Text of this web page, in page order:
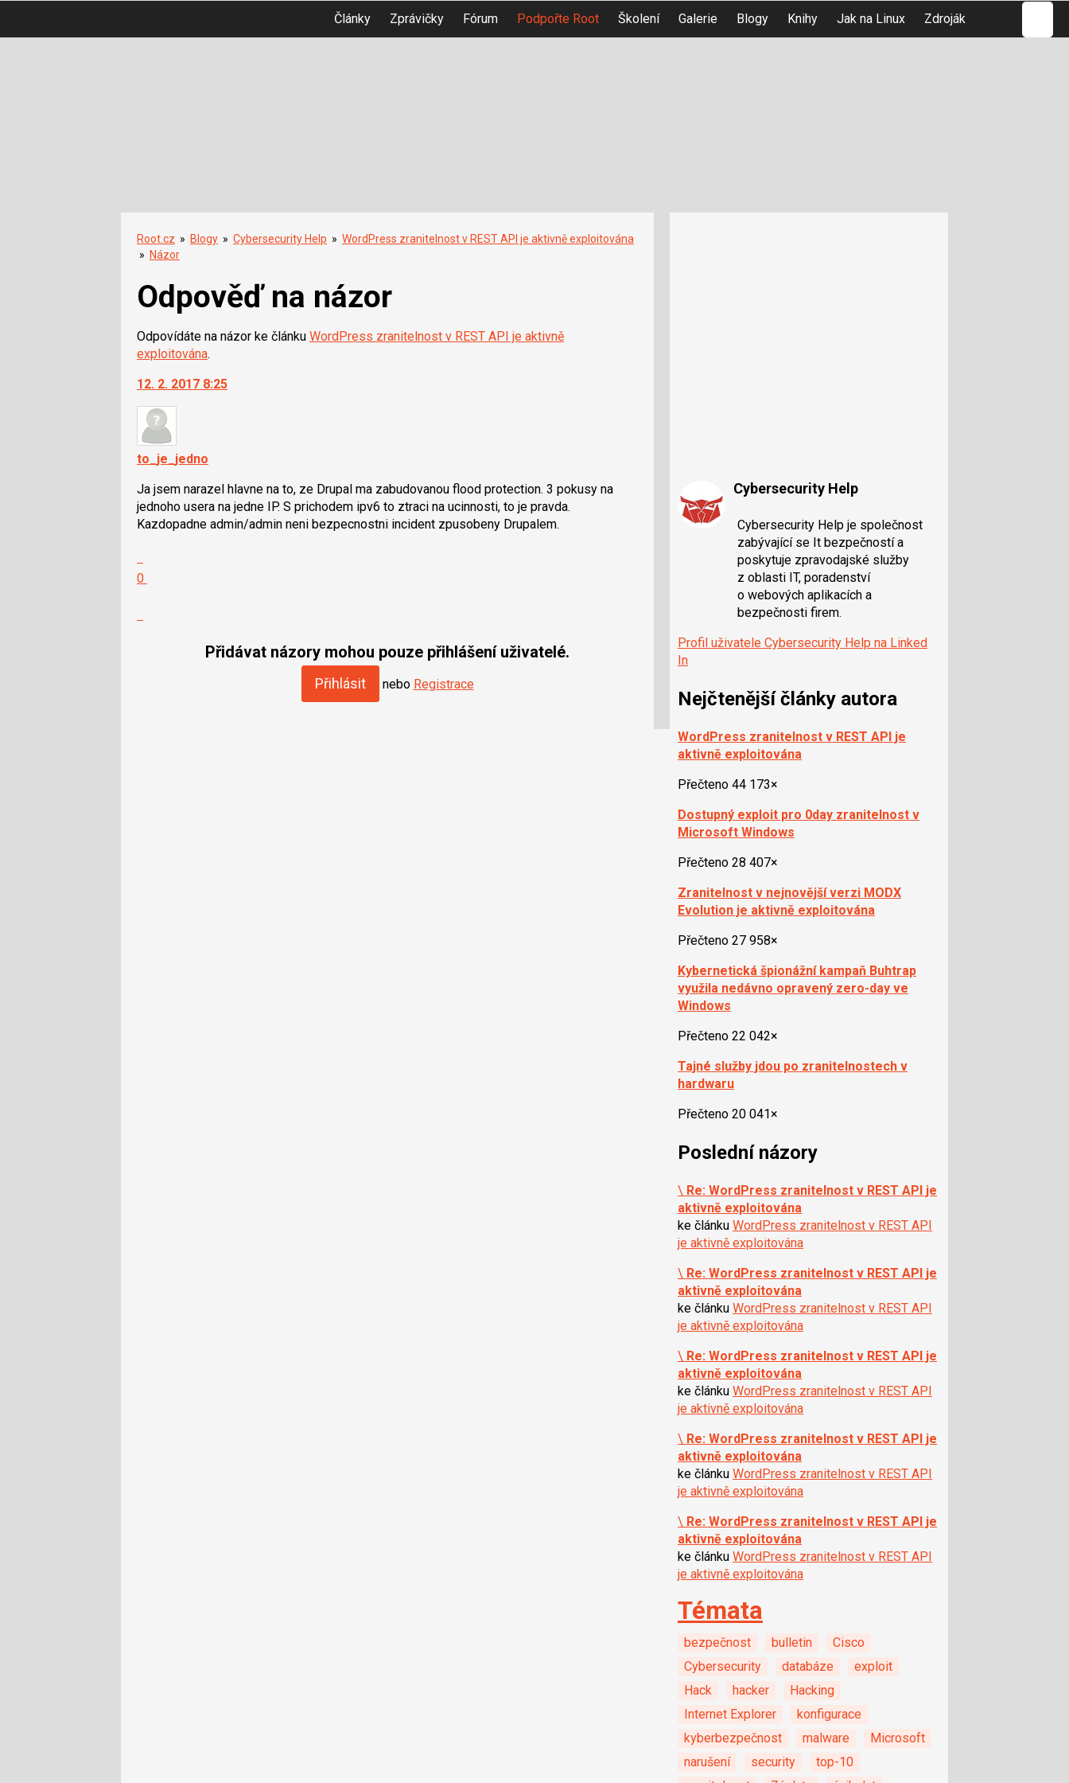
Články Zprávičky Fórum Podpořte Root Školení Galerie Blogy Knihy Jak na Linux Zdroják
Root.cz » Blogy » Cybersecurity Help » WordPress zranitelnost v REST API je aktivně exploitována
» Názor
Odpověď na názor
Odpovídáte na názor ke článku WordPress zranitelnost v REST API je aktivně
exploitována.
12. 2. 2017 8:25
to_je_jedno
Ja jsem narazel hlavne na to, ze Drupal ma zabudovanou flood protection. 3 pokusy na
jednoho usera na jedne IP. S prichodem ipv6 to ztraci na ucinnosti, to je pravda.
Kazdopadne admin/admin neni bezpecnostni incident zpusobeny Drupalem.
0
Přidávat názory mohou pouze přihlášení uživatelé.
Přihlásit nebo Registrace
Cybersecurity Help
Cybersecurity Help je společnost
zabývající se It bezpečností a
poskytuje zpravodajské služby
z oblasti IT, poradenství
o webových aplikacích a
bezpečnosti firem.
Profil uživatele Cybersecurity Help na Linked
In
Nejčtenější články autora
WordPress zranitelnost v REST API je
aktivně exploitována
Přečteno 44 173×
Dostupný exploit pro 0day zranitelnost v
Microsoft Windows
Přečteno 28 407×
Zranitelnost v nejnovější verzi MODX
Evolution je aktivně exploitována
Přečteno 27 958×
Kybernetická špionážní kampaň Buhtrap
využila nedávno opravený zero-day ve
Windows
Přečteno 22 042×
Tajné služby jdou po zranitelnostech v
hardwaru
Přečteno 20 041×
Poslední názory
\ Re: WordPress zranitelnost v REST API je
aktivně exploitována
ke článku WordPress zranitelnost v REST API
je aktivně exploitována
\ Re: WordPress zranitelnost v REST API je
aktivně exploitována
ke článku WordPress zranitelnost v REST API
je aktivně exploitována
\ Re: WordPress zranitelnost v REST API je
aktivně exploitována
ke článku WordPress zranitelnost v REST API
je aktivně exploitována
\ Re: WordPress zranitelnost v REST API je
aktivně exploitována
ke článku WordPress zranitelnost v REST API
je aktivně exploitována
\ Re: WordPress zranitelnost v REST API je
aktivně exploitována
ke článku WordPress zranitelnost v REST API
je aktivně exploitována
Témata
bezpečnost bulletin
Cisco
Cybersecurity
databáze
exploit
Hack
hacker
Hacking
Internet Explorer
konfigurace
kyberbezpečnost
malware
Microsoft
narušení
security
top-10